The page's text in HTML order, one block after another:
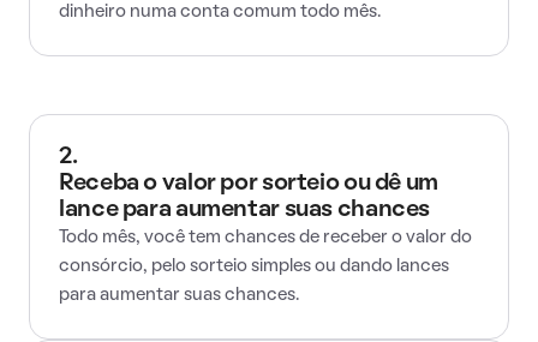
dinheiro numa conta comum todo mês.
2.
Receba o valor por sorteio ou dê um
lance para aumentar suas chances
Todo mês, você tem chances de receber o valor do
consórcio, pelo sorteio simples ou dando lances
para aumentar suas chances.